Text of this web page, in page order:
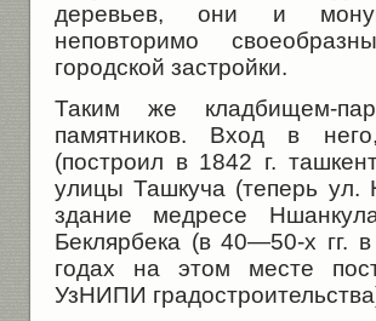
деревьев, они и
неповторимо
городской застройки.
Таким же кладбищем-
памятников. Вход в
(построил в 1842 г.
улицы Ташкуча (теперь ул.
здание медресе
Беклярбека (в 40—50-х гг.
годах на этом месте
УзНИПИ